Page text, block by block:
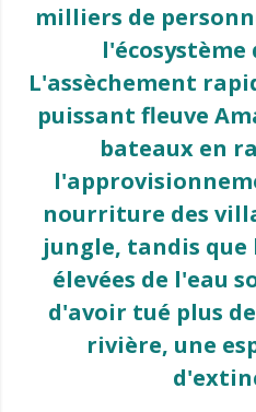
milliers de
l'écosystème
L'assèchement
puissant fleuve
bateaux en
nourriture des
jungle, tandis
élevées de l'eau
d'avoir tué plus
rivière, une